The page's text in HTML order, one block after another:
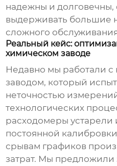
надежны и долговечны,
выдерживать большие
сложного
Реальный кейс:
химическом заводе
Недавно мы работали
заводом, который
неточностью
технологических
расходомеры устарели
постоянной
срывам графиков
затрат. Мы предложили